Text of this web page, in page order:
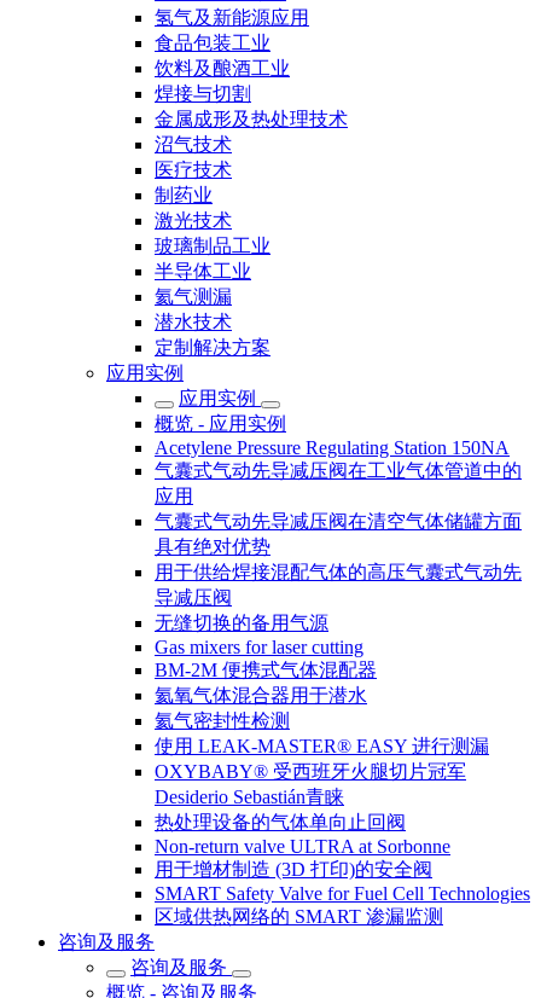
氢气及新能源应用
食品包装工业
饮料及酿酒工业
焊接与切割
金属成形及热处理技术
沼气技术
医疗技术
制药业
激光技术
玻璃制品工业
半导体工业
氦气测漏
潜水技术
定制解决方案
应用实例
应用实例
概览 - 应用实例
Acetylene Pressure Regulating Station 150NA
气囊式气动先导减压阀在工业气体管道中的
应用
气囊式气动先导减压阀在清空气体储罐方面
具有绝对优势
用于供给焊接混配气体的高压气囊式气动先
导减压阀
无缝切换的备用气源
Gas mixers for laser cutting
BM-2M 便携式气体混配器
氦氧气体混合器用于潜水
氦气密封性检测
使用 LEAK-MASTER® EASY 进行测漏
OXYBABY® 受西班牙火腿切片冠军
Desiderio Sebastián青睐
热处理设备的气体单向止回阀
Non-return valve ULTRA at Sorbonne
用于增材制造 (3D 打印)的安全阀
SMART Safety Valve for Fuel Cell Technologies
区域供热网络的 SMART 渗漏监测
咨询及服务
咨询及服务
概览 - 咨询及服务